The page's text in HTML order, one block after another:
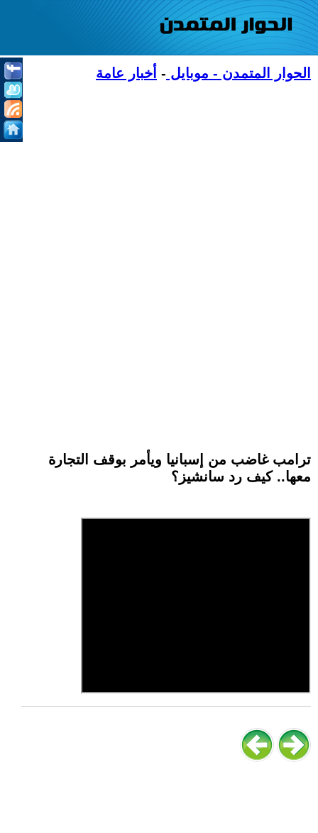
الحوار المتمدن - موبايل - أخبار عامة
ترامب غاضب من إسبانيا ويأمر بوقف التجارة
معها.. كيف رد سانشيز؟